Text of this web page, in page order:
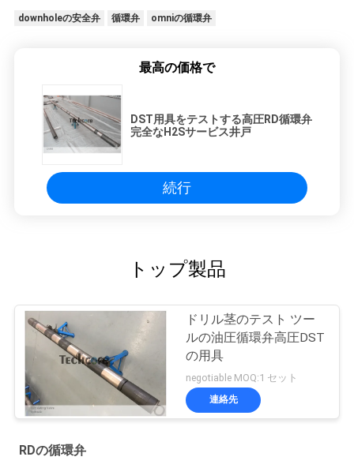
downholeの安全弁 循環弁 omniの循環弁
最高の価格で
DST用具をテストする高圧RD循環弁
完全なH2Sサービス井戸
続行
トップ製品
ドリル茎のテスト ツー
ルの油圧循環弁高圧DST
の用具
negotiable MOQ:1 セット
連絡先
RDの循環弁